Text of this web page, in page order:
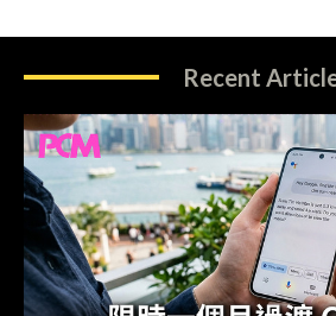
Recent